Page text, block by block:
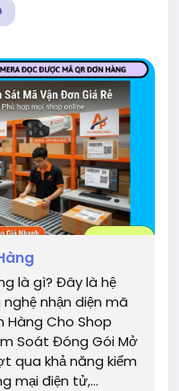
là gì? Đây là hệ
nhận diện mã
Hàng Cho Shop
Soát Đóng Gói Mở
qua khả năng kiểm
mại điện tử,...